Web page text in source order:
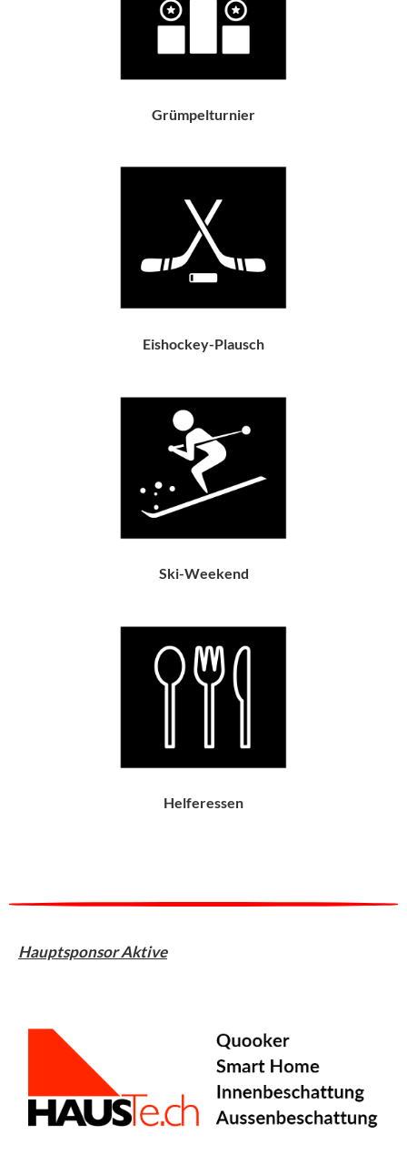
Grümpelturnier
Eishockey-Plausch
Ski-Weekend
Helferessen
Hauptsponsor Aktive